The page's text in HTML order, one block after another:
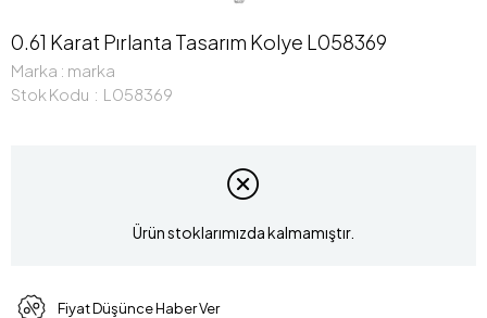
0.61 Karat Pırlanta Tasarım Kolye L058369
Marka : marka
Stok Kodu
L058369
Ürün stoklarımızda kalmamıştır.
Fiyat Düşünce Haber Ver